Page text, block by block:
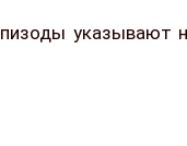
указывают